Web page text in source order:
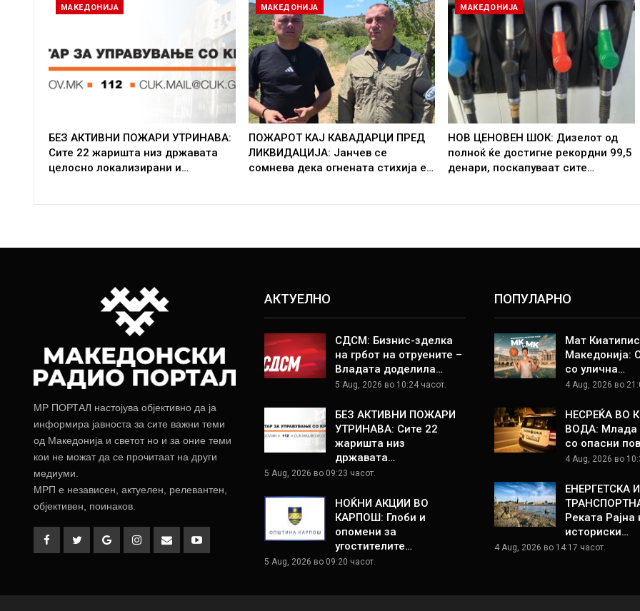
МАКЕДОНИЈА
БЕЗ АКТИВНИ ПОЖАРИ УТРИНАВА:
Сите 22 жаришта низ државата
целосно локализирани и…
МАКЕДОНИЈА
ПОЖАРОТ КАЈ КАВАДАРЦИ ПРЕД
ЛИКВИДАЦИЈА: Јанчев се
сомнева дека огнената стихија е…
МАКЕДОНИЈА
НОВ ЦЕНОВЕН ШОК: Дизелот од
полноќ ќе достигне рекордни 99,5
денари, поскапуваат сите…
МР ПОРТАЛ настојува објективно да ја
информира јавноста за сите важни теми
од Македонија и светот но и за оние теми
кои не можат да се прочитаат на други
медиуми.
МРП е независен, актуелен, релевантен,
објективен, поинаков.
АКТУЕЛНО
СДСМ: Бизнис-зделка
на грбот на отруените –
Владата доделила…
5 Aug, 2026 во 10:24 часот.
БЕЗ АКТИВНИ ПОЖАРИ
УТРИНАВА: Сите 22
жаришта низ
државата…
5 Aug, 2026 во 09:23 часот.
НОЌНИ АКЦИИ ВО
КАРПОШ: Глоби и
опомени за
угостителите…
5 Aug, 2026 во 09:20 часот.
ПОПУЛАРНО
Мат
Македонија:
со улична…
4 Aug, 2026 во
НЕСРЕЌА ВО
ВОДА: Млада
со опасни
4 Aug, 2026 во
ЕНЕРГЕТСКА И
Реката Рајна
историски…
4 Aug, 2026 во 14:17 часот.